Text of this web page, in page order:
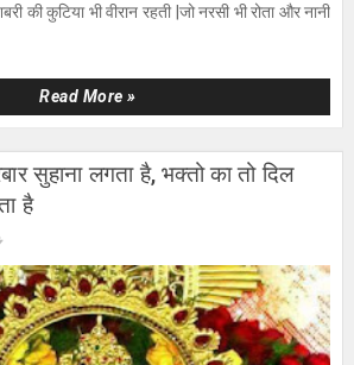
की कुटिया भी वीरान रहती |जो नरसी भी रोता और नानी
Read More »
सुहाना लगता है, भक्तो का तो दिल
है